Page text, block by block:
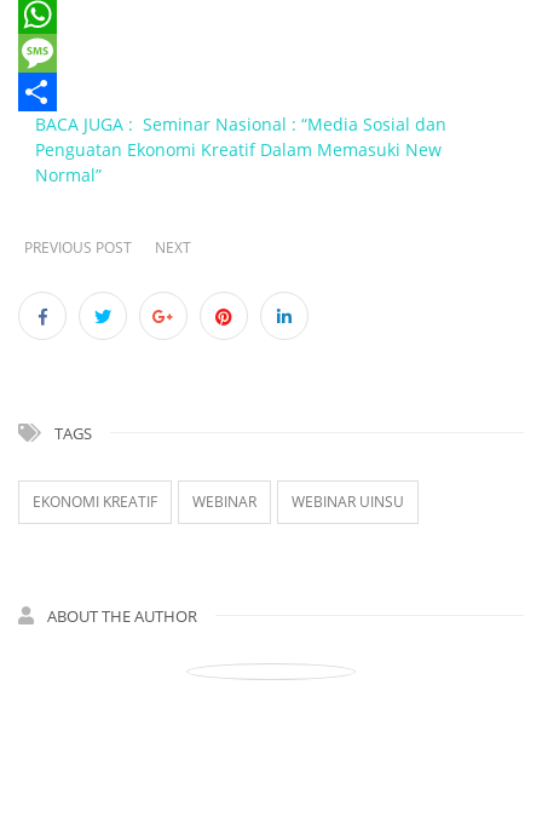
Email
WhatsApp
Message
Share
BACA JUGA : Seminar Nasional : “Media Sosial dan
Penguatan Ekonomi Kreatif Dalam Memasuki New
Normal”
PREVIOUS POST NEXT
TAGS
EKONOMI KREATIF WEBINAR WEBINAR UINSU
ABOUT THE AUTHOR